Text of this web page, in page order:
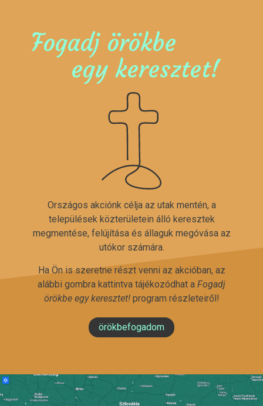
Fogadj örökbe
egy keresztet!
Országos akciónk célja az utak mentén, a
települések közterületein álló keresztek
megmentése, felújítása és állaguk megóvása az
utókor számára.
Ha Ön is szeretne részt venni az akcióban, az
alábbi gombra kattintva tájékozódhat a Fogadj
örökbe egy keresztet!program részleteiről!
örökbefogadom